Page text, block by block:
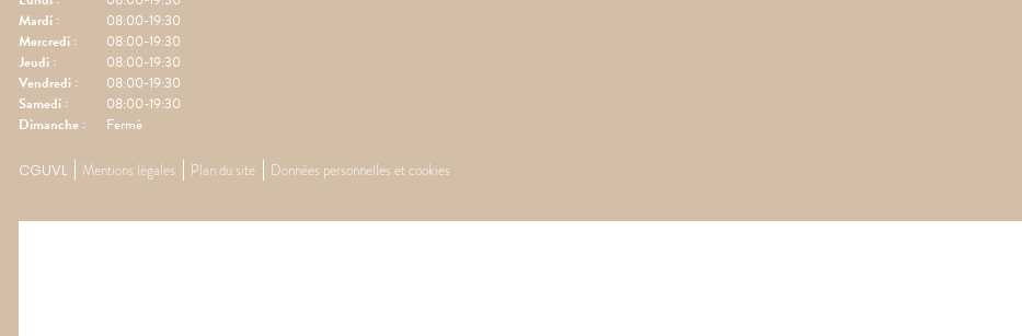
Mardi :
08:00-19:30
Mercredi :
08:00-19:30
Jeudi :
08:00-19:30
Vendredi :
08:00-19:30
Samedi :
08:00-19:30
Dimanche : Fermé
CGUVL Mentions légales Plan du site Données personnelles et cookies